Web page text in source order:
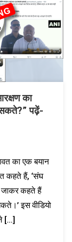
का
सकते?” पढ़ें-
का एक बयान
कहते हैं, ‘संघ
जाकर कहते हैं
इस वीडियो
[…]